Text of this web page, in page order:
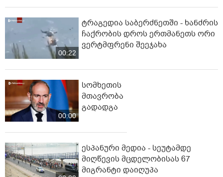
00:22
ტრაგედია საბერძნეთში - ხანძრის
ჩაქრობის დროს ერთმანეთს ორი
ვერტმფრენი შეეჯახა
00:00
სომხეთის
მთავრობა
გადადგა
ესპანური მედია - სეუტამდე
მიღწევის მცდელობისას 67
მიგრანტი დაიღუპა